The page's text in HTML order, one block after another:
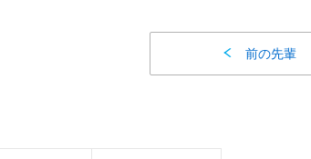
前の先輩